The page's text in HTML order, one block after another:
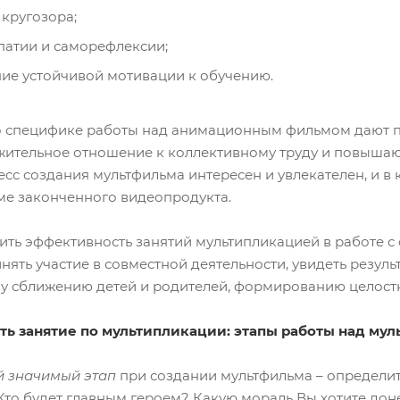
и саморефлексии;
устойчивой мотивации к обучению.
работы над анимационным фильмом дают
отношение к коллективному труду и
создания мультфильма интересен и увлекателен, и
законченного видеопродукта.
эффективность занятий мультипликацией в работе
участие в совместной деятельности, увидеть
сближению детей и родителей, формированию
занятие по мультипликации: этапы работы над
значимый этап при создании мультфильма –